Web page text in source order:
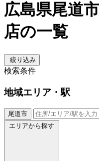
広島県尾道
店の一覧
絞り込み
検索条件
地域エリア・駅
尾道市
エリアから探す